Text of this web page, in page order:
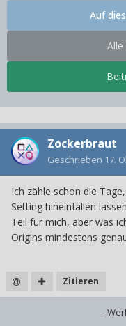
Auf
Zockerbraut
Geschrieben 17.
Ich zähle schon die
Setting hineinfallen
Teil für mich, aber was
Origins mindestens
Zitieren
-